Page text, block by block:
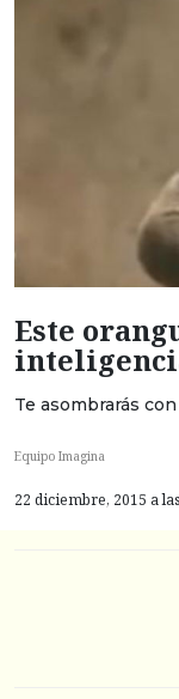
Este
Te asombrarás
Equipo Imagina
22 diciembre, 2015 a